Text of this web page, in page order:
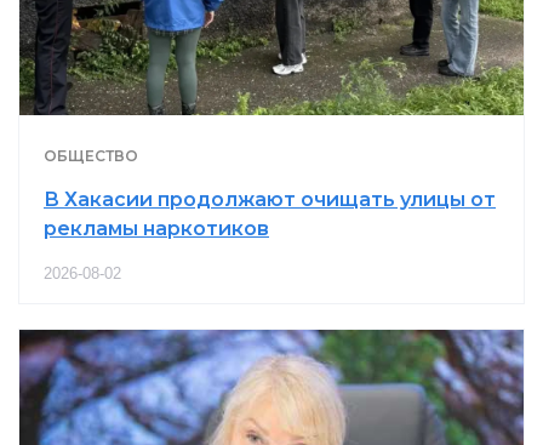
ОБЩЕСТВО
В Хакасии продолжают очищать улицы от
рекламы наркотиков
2026-08-02